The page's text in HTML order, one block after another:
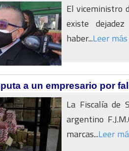
El viceministro
existe
haber...Leer más
a un empresario por
La Fiscalía de
argentino
marcas...Leer